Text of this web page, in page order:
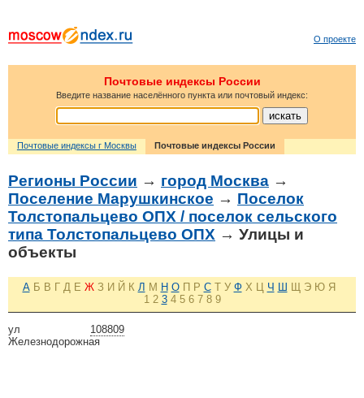
О проекте
Почтовые индексы России
Введите название населённого пункта или почтовый индекс:
Почтовые индексы г Москвы Почтовые индексы России
Регионы России → город Москва →
Поселение Марушкинское → Поселок
Толстопальцево ОПХ / поселок сельского
типа Толстопальцево ОПХ → Улицы и
объекты
А Б В Г Д Е Ж З И Й К Л М Н О П Р С Т У Ф Х Ц Ч Ш Щ Э Ю Я
1 2 3 4 5 6 7 8 9
108809
ул
Железнодорожная